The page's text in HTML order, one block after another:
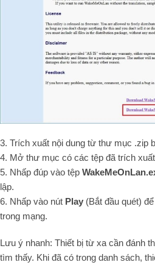
3. Trích xuất nội dung từ thư mục .zip
4. Mở thư mục có các tệp đã trích
5. Nhấp đúp vào tệp
lập.
6. Nhấp vào nút Play (Bắt đầu quét)
trong mạng.
Lưu ý nhanh: Thiết bị từ xa cần đánh
tìm thấy. Khi đã có trong danh sách,